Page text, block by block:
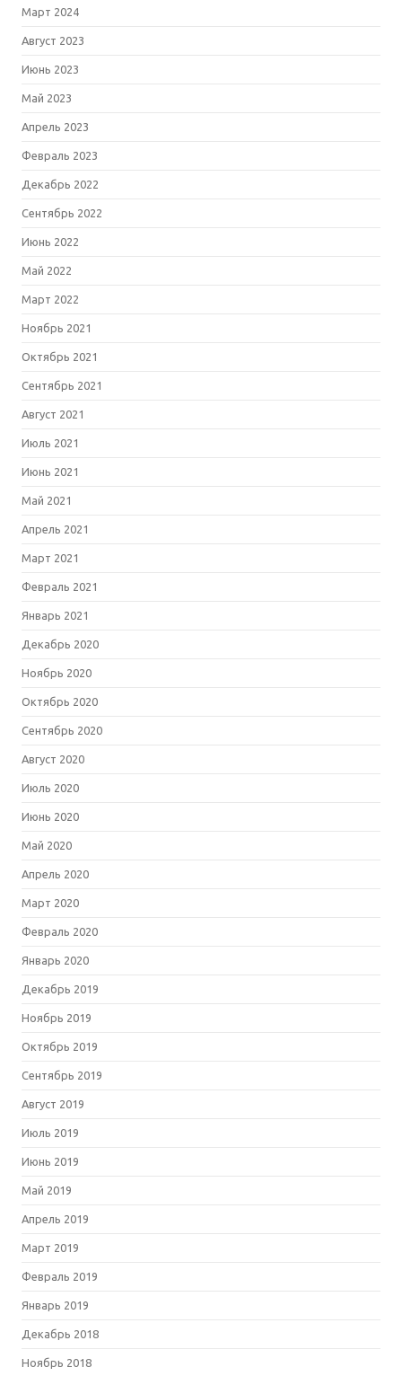
Март 2024
Август 2023
Июнь 2023
Май 2023
Апрель 2023
Февраль 2023
Декабрь 2022
Сентябрь 2022
Июнь 2022
Май 2022
Март 2022
Ноябрь 2021
Октябрь 2021
Сентябрь 2021
Август 2021
Июль 2021
Июнь 2021
Май 2021
Апрель 2021
Март 2021
Февраль 2021
Январь 2021
Декабрь 2020
Ноябрь 2020
Октябрь 2020
Сентябрь 2020
Август 2020
Июль 2020
Июнь 2020
Май 2020
Апрель 2020
Март 2020
Февраль 2020
Январь 2020
Декабрь 2019
Ноябрь 2019
Октябрь 2019
Сентябрь 2019
Август 2019
Июль 2019
Июнь 2019
Май 2019
Апрель 2019
Март 2019
Февраль 2019
Январь 2019
Декабрь 2018
Ноябрь 2018